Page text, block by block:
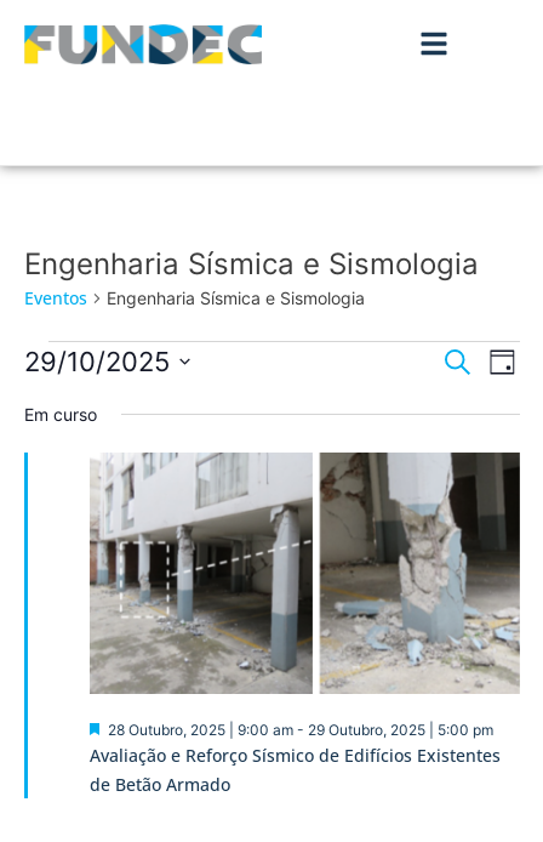
Engenharia Sísmica e Sismologia
Eventos Engenharia Sísmica e Sismologia
de
e
de
Pesquisar
de
Dia
29/10/2025
a
data.
Em curso
Avaliação e Reforço Sísmico de Edifícios Existentes
de Betão Armado
Destaque
28 Outubro, 2025 | 9:00 am- 29 Outubro, 2025 | 5:00 pm